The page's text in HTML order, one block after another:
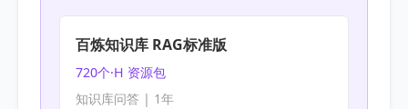
百炼知识库 RAG标准版
720个·H 资源包
知识库问答 | 1年